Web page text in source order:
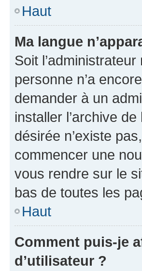
Haut
Ma langue
Soit
personne n’a
demander à un
installer l’archive
désirée n’existe
commencer une
vous rendre sur le
bas de toutes les
Haut
Comment puis-je
d’utilisateur ?